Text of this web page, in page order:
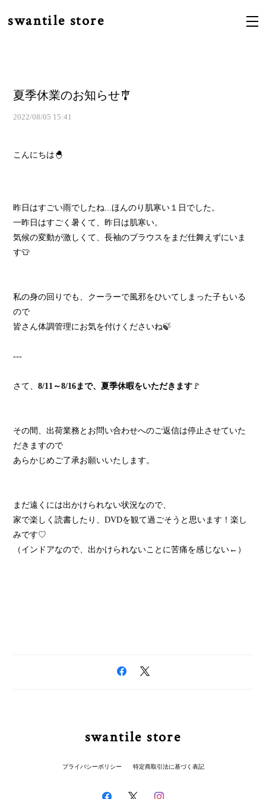
swantile store
夏季休業のお知らせ🎐
2022/08/05 15:41
こんにちは🐣
昨日はすごい雨でしたね...ほんのり肌寒い１日でした。
一昨日はすごく暑くて、昨日は肌寒い。
気候の変動が激しくて、長袖のブラウスをまだ仕舞えずにいま
す👕
私の身の回りでも、クーラーで風邪をひいてしまった子もいる
ので
皆さん体調管理にお気を付けくださいね🍃
---
さて、8/11～8/16まで、夏季休暇をいただきます 🚩
その間、出荷業務とお問い合わせへのご返信は停止させていた
だきますので
あらかじめご了承お願いいたします。
まだ遠くには出かけられない状況なので、
家で楽しく読書したり、DVDを観て過ごそうと思います！楽し
みです♡
（インドアなので、出かけられないことに苦痛を感じない←）
swantile store
プライバシーポリシー 特定商取引法に基づく表記